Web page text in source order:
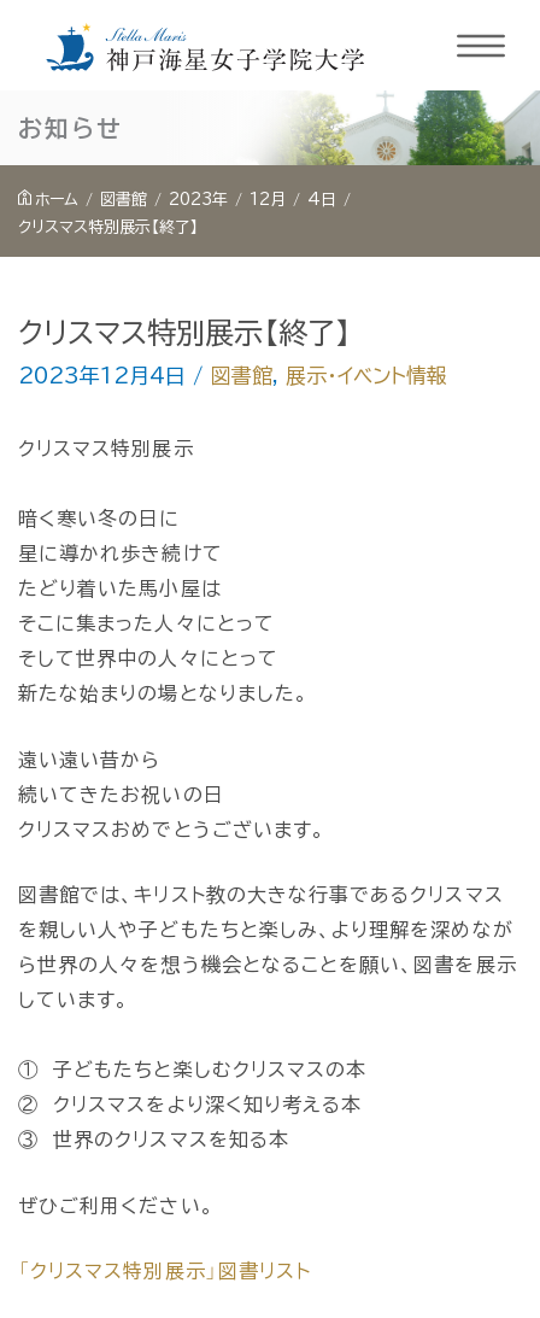
キ
お知らせ
ホーム 図書館 2023年 12月
4日
クリスマス特別展示【終了】
クリスマス特別展示【終了】
2023年12月4日 / 図書館, 展示・イベント情報
クリスマス特別展示
暗く寒い冬の日に
星に導かれ歩き続けて
たどり着いた馬小屋は
そこに集まった人々にとって
そして世界中の人々にとって
新たな始まりの場となりました。
遠い遠い昔から
続いてきたお祝いの日
クリスマスおめでとうございます。
図書館では、キリスト教の大きな行事であるクリスマス
を親しい人や子どもたちと楽しみ、より理解を深めなが
ら世界の人々を想う機会となることを願い、図書を展示
しています。
① 子どもたちと楽しむクリスマスの本
② クリスマスをより深く知り考える本
③ 世界のクリスマスを知る本
ぜひご利用ください。
「クリスマス特別展示」図書リスト